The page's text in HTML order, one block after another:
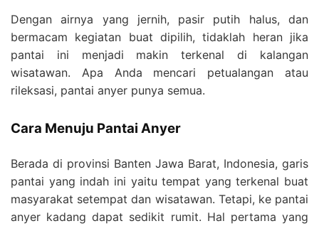
Dengan airnya yang jernih, pasir putih halus, dan
bermacam kegiatan buat dipilih, tidaklah heran jika
pantai ini menjadi makin terkenal di kalangan
wisatawan. Apa Anda mencari petualangan atau
rileksasi, pantai anyer punya semua.
Cara Menuju Pantai Anyer
Berada di provinsi Banten Jawa Barat, Indonesia, garis
pantai yang indah ini yaitu tempat yang terkenal buat
masyarakat setempat dan wisatawan. Tetapi, ke pantai
anyer kadang dapat sedikit rumit. Hal pertama yang